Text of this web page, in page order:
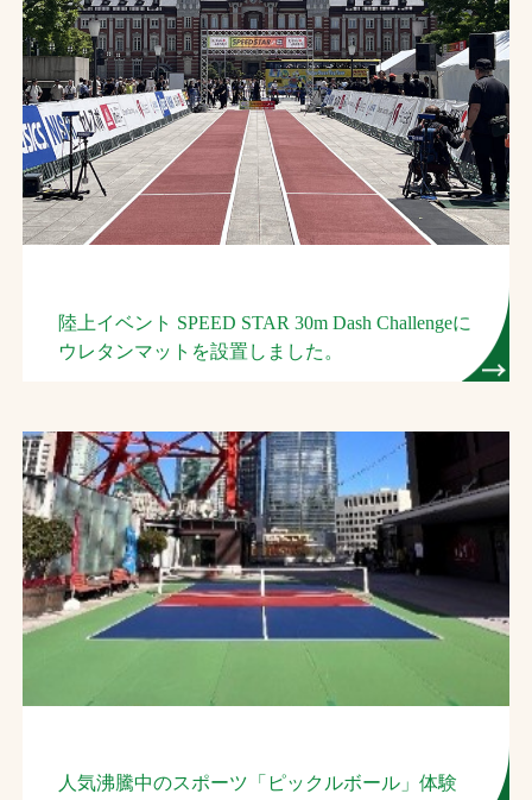
陸上イベント SPEED STAR 30m Dash Challengeに
ウレタンマットを設置しました。
人気沸騰中のスポーツ「ピックルボール」体験